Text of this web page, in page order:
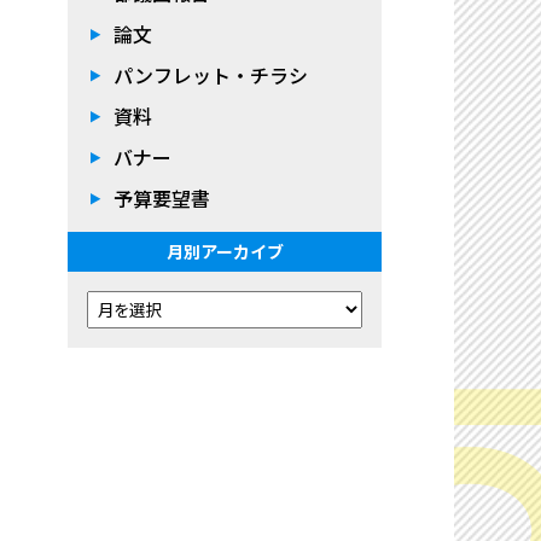
論文
パンフレット・チラシ
資料
バナー
予算要望書
月別アーカイブ